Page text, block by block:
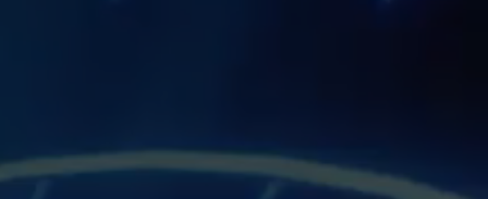
viajes, en los que la velocidad de
carga es primordial. Se estima que